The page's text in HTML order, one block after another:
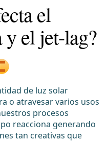
el
y el jet-lag?
de luz solar
o atravesar varios usos
procesos
reacciona generando
tan creativas que